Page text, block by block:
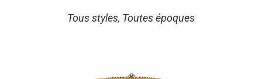
Tous styles, Toutes époques